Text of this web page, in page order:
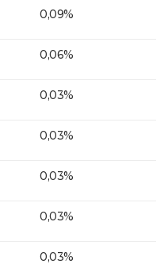
0,09%
0,06%
0,03%
0,03%
0,03%
0,03%
0,03%